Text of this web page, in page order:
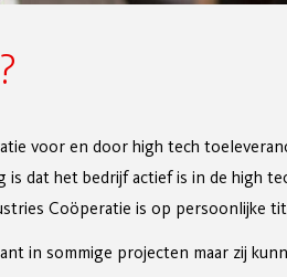
voor en door high tech
is dat het bedrijf actief is in de high
Coöperatie is op persoonlijke
in sommige projecten maar zij